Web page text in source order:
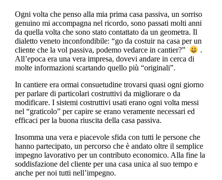
Ogni volta che penso alla mia prima casa passiva, un sorriso
genuino mi accompagna nel ricordo, sono passati molti anni
da quella volta che sono stato contattato da un geometra. Il
dialetto veneto inconfondibile: “go da costuir na casa per un
cliente che la vol passiva, podemo vedarce in cantier?”
.
All’epoca era una vera impresa, dovevi andare in cerca di
molte informazioni scartando quello più “originali”.
In cantiere era ormai consuetudine trovarsi quasi ogni giorno
per parlare di particolari costruttivi da migliorare o da
modificare. I sistemi costruttivi usati erano ogni volta messi
nel “graticolo” per capire se erano veramente necessari ed
efficaci per la buona riuscita della casa passiva.
Insomma una vera e piacevole sfida con tutti le persone che
hanno partecipato, un percorso che è andato oltre il semplice
impegno lavorativo per un contributo economico. Alla fine la
soddisfazione del cliente per una casa unica al suo tempo e
anche per noi tutti nell’impegno.